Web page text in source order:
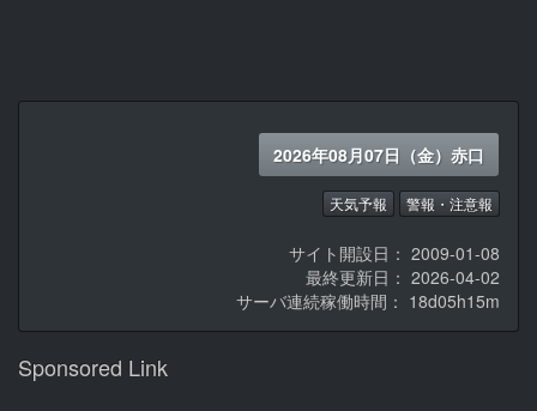
2026年08月07日（金）赤口
天気予報 警報・注意報
サイト開設日： 2009-01-08
最終更新日： 2026-04-02
サーバ連続稼働時間： 18d05h15m
Sponsored Link